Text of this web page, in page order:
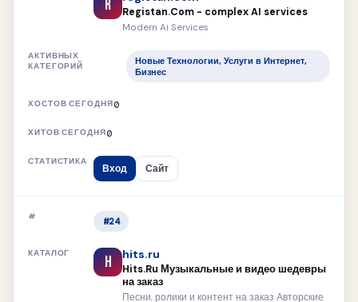
R Registan.Com - complex AI services
Modern Ai Services
Новые Технологии, Услуги в Интернет,
Бизнес
0
0
Вход Сайт
#24
H hits.ru
Hits.Ru Музыкальные и видео шедевры
на заказ
Песни, ролики и контент на заказ Авторские